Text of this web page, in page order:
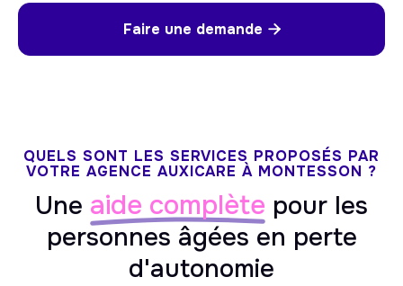
Faire une demande 
QUELS SONT LES SERVICES PROPOSÉS PAR
VOTRE AGENCE AUXICARE À MONTESSON ?
Une aide complète pour les
personnes âgées en perte
d'autonomie